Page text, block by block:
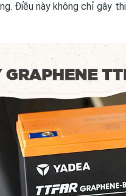
Điều này không chỉ gây